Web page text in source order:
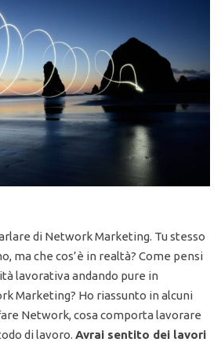
di Network Marketing. Tu stesso
ma che cos’è in realtà? Come pensi
lavorativa andando pure in
Marketing? Ho riassunto in alcuni
Network, cosa comporta lavorare
di lavoro. Avrai sentito dei lavori